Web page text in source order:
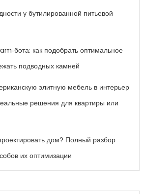
у бутилированной питьевой
как подобрать оптимальное
подводных камней
элитную мебель в интерьер
решения для квартиры или
дом? Полный разбор
их оптимизации